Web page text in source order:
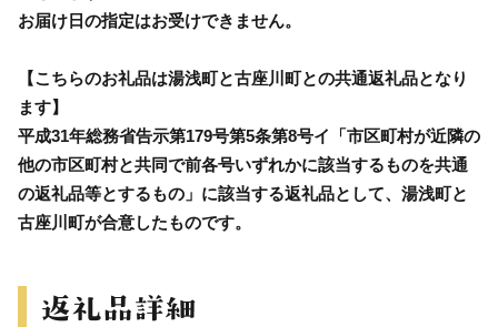
お届け日の指定はお受けできません。
【こちらのお礼品は湯浅町と古座川町との共通返礼品となり
ます】
平成31年総務省告示第179号第5条第8号イ「市区町村が近隣の
他の市区町村と共同で前各号いずれかに該当するものを共通
の返礼品等とするもの」に該当する返礼品として、湯浅町と
古座川町が合意したものです。